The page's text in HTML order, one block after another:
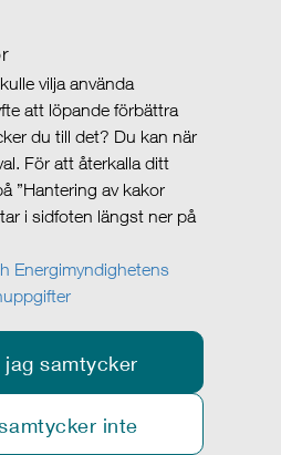
vilja använda
att löpande förbättra
du till det? Du kan när
För att återkalla ditt
”Hantering av kakor
i sidfoten längst ner på
Energimyndighetens
jag samtycker
inte